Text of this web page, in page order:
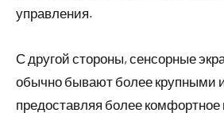
управления.
С другой стороны, сенсорные
обычно бывают более крупными
предоставляя более комфортное